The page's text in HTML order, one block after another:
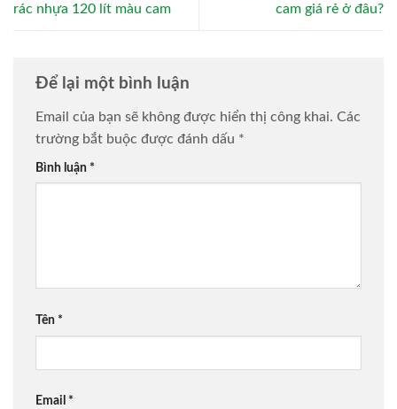
rác nhựa 120 lít màu cam
cam giá rẻ ở đâu?
Để lại một bình luận
Email của bạn sẽ không được hiển thị công khai. Các
trường bắt buộc được đánh dấu *
Bình luận *
Tên *
Email *